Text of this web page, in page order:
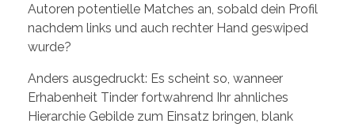
Autoren potentielle Matches an, sobald dein Profil
nachdem links und auch rechter Hand geswiped
wurde?
Anders ausgedruckt: Es scheint so, wanneer
Erhabenheit Tinder fortwahrend Ihr ahnliches
Hierarchie Gebilde zum Einsatz bringen, blank